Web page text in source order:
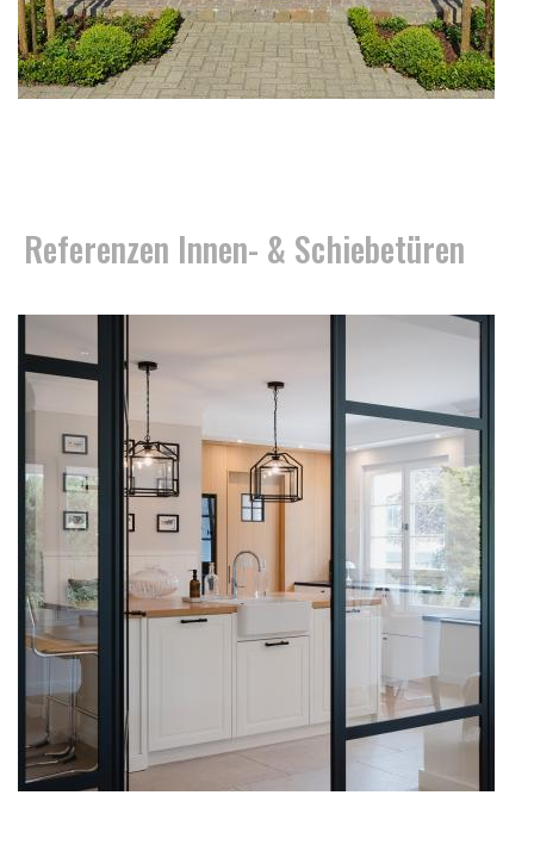
Referenzen Innen- & Schiebetüren